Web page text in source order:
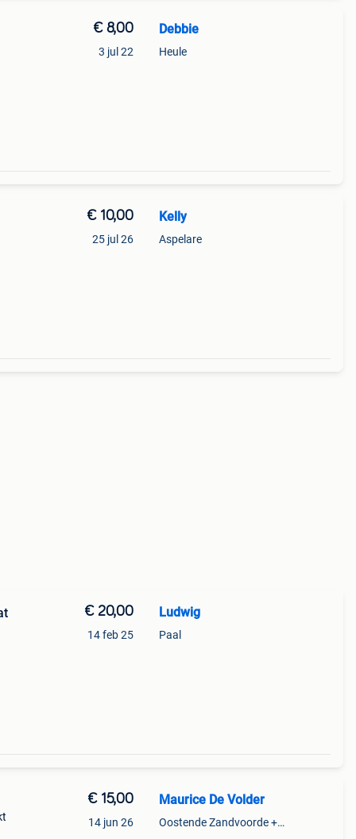
€ 8,00
3 jul 22
Debbie
Heule
€ 10,00
25 jul 26
Kelly
Aspelare
€ 20,00
14 feb 25
Ludwig
Paal
€ 15,00
14 jun 26
Maurice De Volder
Oostende Zandvoorde +Oostende